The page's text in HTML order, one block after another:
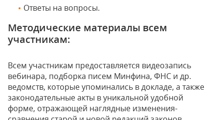
Ответы на вопросы.
Методические материалы всем
участникам:
Всем участникам предоставляется видеозапись
вебинара, подборка писем Минфина, ФНС и др.
ведомств, которые упоминались в докладе, а также
законодательные акты в уникальной удобной
форме, отражающей наглядные изменения-